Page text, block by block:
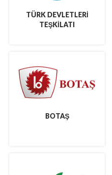
TÜRK DEVLETLERİ
TEŞKİLATI
BOTAŞ